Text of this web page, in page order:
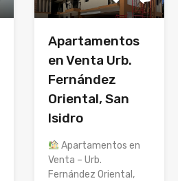
Apartamentos
en Venta Urb.
Fernández
Oriental, San
Isidro
Apartamentos en
Venta – Urb.
Fernández Oriental,